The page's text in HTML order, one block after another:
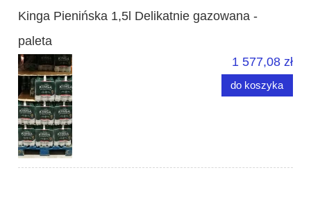
Kinga Pienińska 1,5l Delikatnie gazowana -
paleta
1 577,08 zł
do koszyka